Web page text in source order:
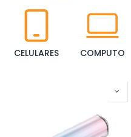
CELULARES COMPUTO